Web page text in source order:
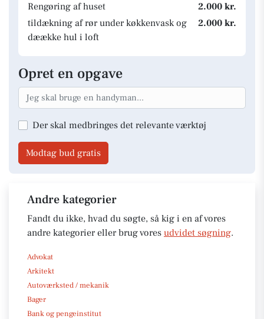
Rengøring af huset
2.000 kr.
tildækning af rør under køkkenvask og
dæække hul i loft
2.000 kr.
Opret en opgave
Der skal medbringes det relevante værktøj
Modtag bud gratis
Andre kategorier
Fandt du ikke, hvad du søgte, så kig i en af vores
andre kategorier eller brug vores udvidet søgning.
Advokat
Arkitekt
Autoværksted / mekanik
Bager
Bank og pengeinstitut